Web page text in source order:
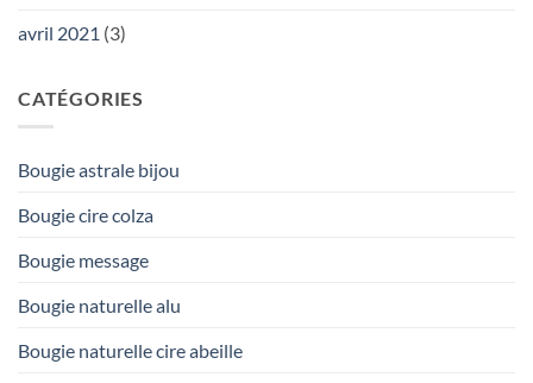
avril 2021 (3)
CATÉGORIES
Bougie astrale bijou
Bougie cire colza
Bougie message
Bougie naturelle alu
Bougie naturelle cire abeille